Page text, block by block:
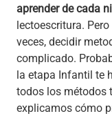
aprender de cada
lectoescritura.
veces, decidir
complicado.
la etapa Infantil te
todos los métodos
explicamos cómo